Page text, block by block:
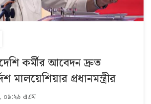
কর্মীর আবেদন দ্রুত
মালয়েশিয়ার প্রধানমন্ত্রীর
০৯:২৯ এএম